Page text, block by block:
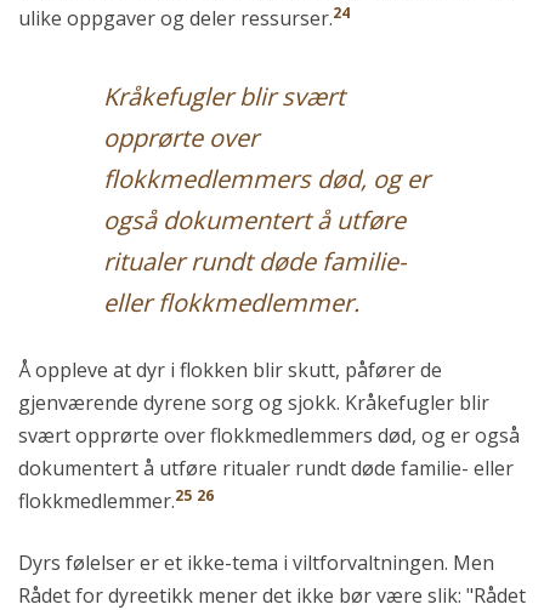
ulike oppgaver og deler ressurser.24
Kråkefugler blir svært
opprørte over
flokkmedlemmers død, og er
også dokumentert å utføre
ritualer rundt døde familie-
eller flokkmedlemmer.
Å oppleve at dyr i flokken blir skutt, påfører de
gjenværende dyrene sorg og sjokk. Kråkefugler blir
svært opprørte over flokkmedlemmers død, og er også
dokumentert å utføre ritualer rundt døde familie- eller
flokkmedlemmer.25 26
Dyrs følelser er et ikke-tema i viltforvaltningen. Men
Rådet for dyreetikk mener det ikke bør være slik: "Rådet